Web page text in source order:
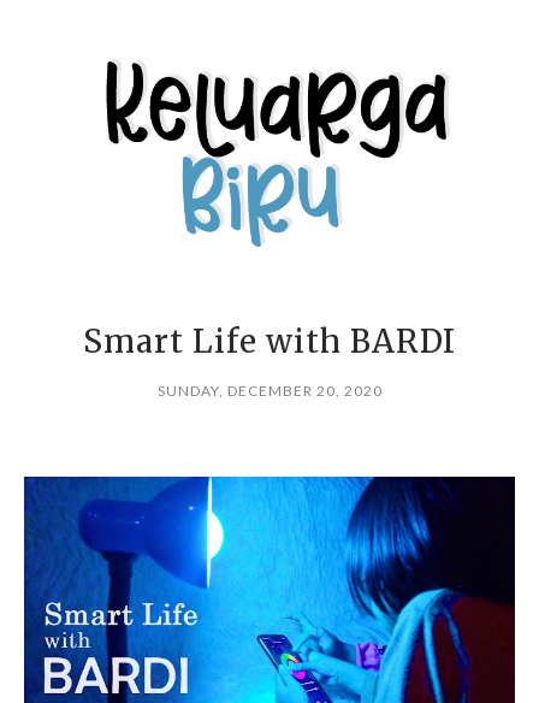
Smart Life with BARDI
SUNDAY, DECEMBER 20, 2020